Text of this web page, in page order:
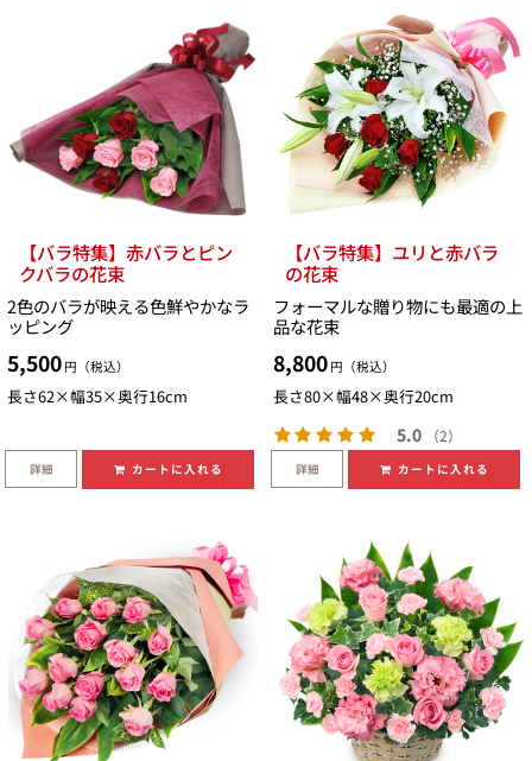
【バラ特集】赤バラとピン
クバラの花束
2色のバラが映える色鮮やかなラ
ッピング
5,500 円（税込）
長さ62×幅35×奥行16cm
詳細 カートに入れる
【バラ特集】ユリと赤バラ
の花束
フォーマルな贈り物にも最適の上
品な花束
8,800 円（税込）
長さ80×幅48×奥行20cm
5.0 （2）
詳細 カートに入れる